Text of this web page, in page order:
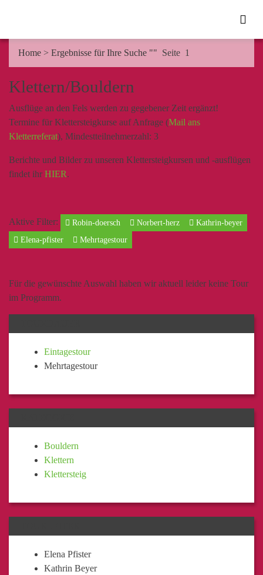
Home > Ergebnisse für Ihre Suche "" Seite 1
Klettern/Bouldern
Ausflüge an den Fels werden zu gegebener Zeit ergänzt!
Termine für Klettersteigkurse auf Anfrage (Mail ans
Kletterreferat), Mindestteilnehmerzahl: 3
Berichte und Bilder zu unseren Klettersteigkursen und -ausflügen
findet ihr HIER.
Aktive Filter: Robin-doersch Norbert-herz
Kathrin-beyer
Elena-pfister
Mehrtagestour
Für die gewünschte Auswahl haben wir aktuell leider keine Tour
im Programm.
Eintagestour
Mehrtagestour
Bouldern
Klettern
Klettersteig
Elena Pfister
Kathrin Beyer